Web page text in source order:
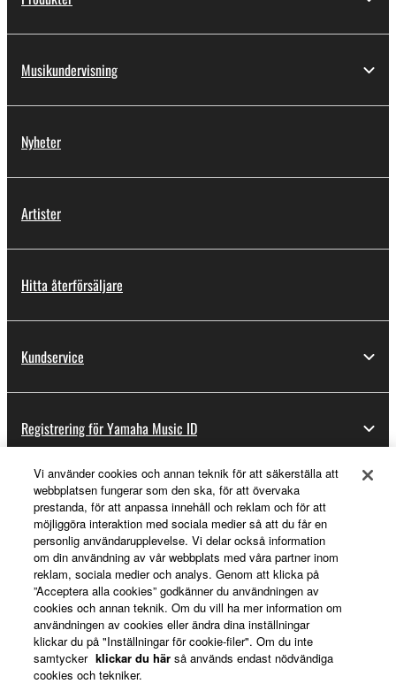
Musikundervisning
Nyheter
Artister
Hitta återförsäljare
Kundservice
Registrering för Yamaha Music ID
Om Yamaha
Sverige - Swedish
Business
Vi använder cookies och annan teknik för att säkerställa att
webbplatsen fungerar som den ska, för att övervaka
prestanda, för att anpassa innehåll och reklam och för att
möjliggöra interaktion med sociala medier så att du får en
personlig användarupplevelse. Vi delar också information
om din användning av vår webbplats med våra partner inom
reklam, sociala medier och analys. Genom att klicka på
”Acceptera alla cookies” godkänner du användningen av
cookies och annan teknik. Om du vill ha mer information om
användningen av cookies eller ändra dina inställningar
klickar du på "Inställningar för cookie-filer". Om du inte
samtycker klickar du här så används endast nödvändiga
cookies och tekniker.